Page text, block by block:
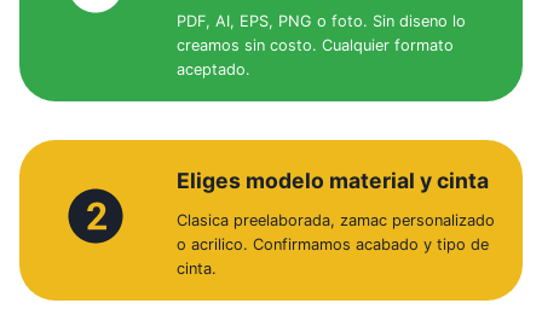
PDF, AI, EPS, PNG o foto. Sin diseno lo
creamos sin costo. Cualquier formato
aceptado.
Eliges modelo material y cinta
Clasica preelaborada, zamac personalizado
o acrilico. Confirmamos acabado y tipo de
cinta.